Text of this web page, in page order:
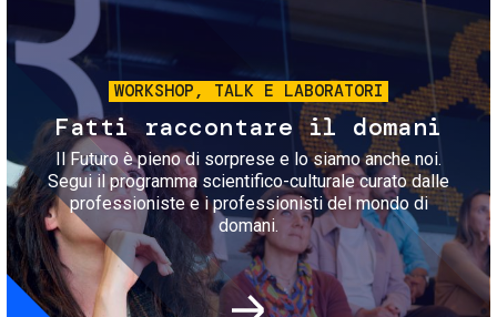
WORKSHOP, TALK E LABORATORI
Fatti raccontare il domani
Il Futuro è pieno di sorprese e lo siamo anche noi.
Segui il programma scientifico-culturale curato dalle
professioniste e i professionisti del mondo di
domani.